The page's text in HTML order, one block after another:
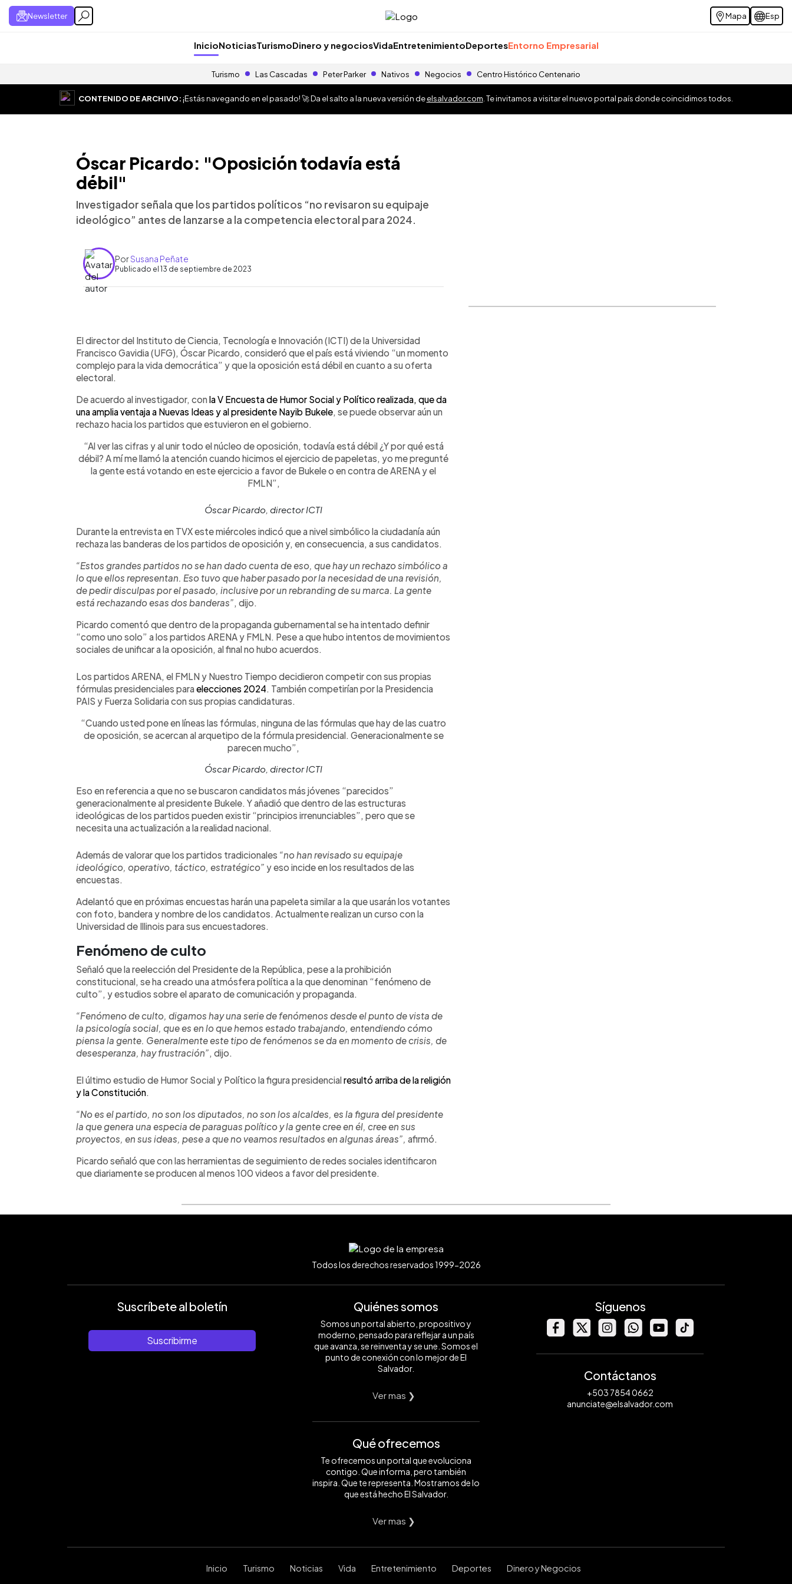
Newsletter Mapa Esp
InicioNoticiasTurismoDinero y negociosVidaEntretenimientoDeportesEntorno Empresarial
Turismo Las Cascadas Peter Parker Nativos Negocios Centro Histórico Centenario
CONTENIDO DE ARCHIVO:¡Estás navegando en el pasado! 🚀 Da el salto a la nueva versión deelsalvador.com . Te invitamos a visitar el nuevo portal país donde coincidimos todos.
Óscar Picardo: "Oposición todavía está
débil"
Investigador señala que los partidos políticos “no revisaron su equipaje
ideológico” antes de lanzarse a la competencia electoral para 2024.
PorSusana Peñate
Publicado el 13 de septiembre de 2023
Escuchar artículo
El director del Instituto de Ciencia, Tecnología e Innovación (ICTI) de la Universidad
Francisco Gavidia (UFG), Óscar Picardo, consideró que el país está viviendo “un momento
complejo para la vida democrática” y que la oposición está débil en cuanto a su oferta
electoral.
De acuerdo al investigador, conla V Encuesta de Humor Social y Político realizada, que da
una amplia ventaja a Nuevas Ideas y al presidente Nayib Bukele, se puede observar aún un
rechazo hacia los partidos que estuvieron en el gobierno.
“Al ver las cifras y al unir todo el núcleo de oposición, todavía está débil ¿Y por qué está
débil? A mí me llamó la atención cuando hicimos el ejercicio de papeletas, yo me pregunté
la gente está votando en este ejercicio a favor de Bukele o en contra de ARENA y el
FMLN”,
Óscar Picardo, director ICTI
Durante la entrevista en TVX este miércoles indicó que a nivel simbólico la ciudadanía aún
rechaza las banderas de los partidos de oposición y, en consecuencia, a sus candidatos.
“Estos grandes partidos no se han dado cuenta de eso, que hay un rechazo simbólico a
lo que ellos representan. Eso tuvo que haber pasado por la necesidad de una revisión,
de pedir disculpas por el pasado, inclusive por un rebranding de su marca. La gente
está rechazando esas dos banderas”, dijo.
Picardo comentó que dentro de la propaganda gubernamental se ha intentado definir
“como uno solo” a los partidos ARENA y FMLN. Pese a que hubo intentos de movimientos
sociales de unificar a la oposición, al final no hubo acuerdos.
Los partidos ARENA, el FMLN y Nuestro Tiempo decidieron competir con sus propias
fórmulas presidenciales paraelecciones 2024. También competirían por la Presidencia
PAIS y Fuerza Solidaria con sus propias candidaturas.
“Cuando usted pone en líneas las fórmulas, ninguna de las fórmulas que hay de las cuatro
de oposición, se acercan al arquetipo de la fórmula presidencial. Generacionalmente se
parecen mucho”,
Óscar Picardo, director ICTI
Eso en referencia a que no se buscaron candidatos más jóvenes “parecidos”
generacionalmente al presidente Bukele. Y añadió que dentro de las estructuras
ideológicas de los partidos pueden existir “principios irrenunciables”, pero que se
necesita una actualización a la realidad nacional.
Además de valorar que los partidos tradicionales “no han revisado su equipaje
ideológico, operativo, táctico, estratégico” y eso incide en los resultados de las
encuestas.
Adelantó que en próximas encuestas harán una papeleta similar a la que usarán los votantes
con foto, bandera y nombre de los candidatos. Actualmente realizan un curso con la
Universidad de Illinois para sus encuestadores.
Fenómeno de culto
Señaló que la reelección del Presidente de la República, pese a la prohibición
constitucional, se ha creado una atmósfera política a la que denominan “fenómeno de
culto”, y estudios sobre el aparato de comunicación y propaganda.
“Fenómeno de culto, digamos hay una serie de fenómenos desde el punto de vista de
la psicología social, que es en lo que hemos estado trabajando, entendiendo cómo
piensa la gente. Generalmente este tipo de fenómenos se da en momento de crisis, de
desesperanza, hay frustración”, dijo.
El último estudio de Humor Social y Político la figura presidencialresultó arriba de la religión
y la Constitución.
“No es el partido, no son los diputados, no son los alcaldes, es la figura del presidente
la que genera una especia de paraguas político y la gente cree en él, cree en sus
proyectos, en sus ideas, pese a que no veamos resultados en algunas áreas”, afirmó.
Picardo señaló que con las herramientas de seguimiento de redes sociales identificaron
que diariamente se producen al menos 100 videos a favor del presidente.
Todos los derechos reservados 1999-2026
Suscríbete al boletín
Suscribirme
Quiénes somos
Somos un portal abierto, propositivo y
moderno, pensado para reflejar a un país
que avanza, se reinventa y se une. Somos el
punto de conexión con lo mejor de El
Salvador.
Ver mas ❯
Qué ofrecemos
Te ofrecemos un portal que evoluciona
contigo. Que informa, pero también
inspira. Que te representa. Mostramos de lo
que está hecho El Salvador.
Ver mas ❯
Síguenos
Contáctanos
+503 7854 0662
anunciate@elsalvador.com
Inicio Turismo Noticias Vida Entretenimiento Deportes Dinero y Negocios